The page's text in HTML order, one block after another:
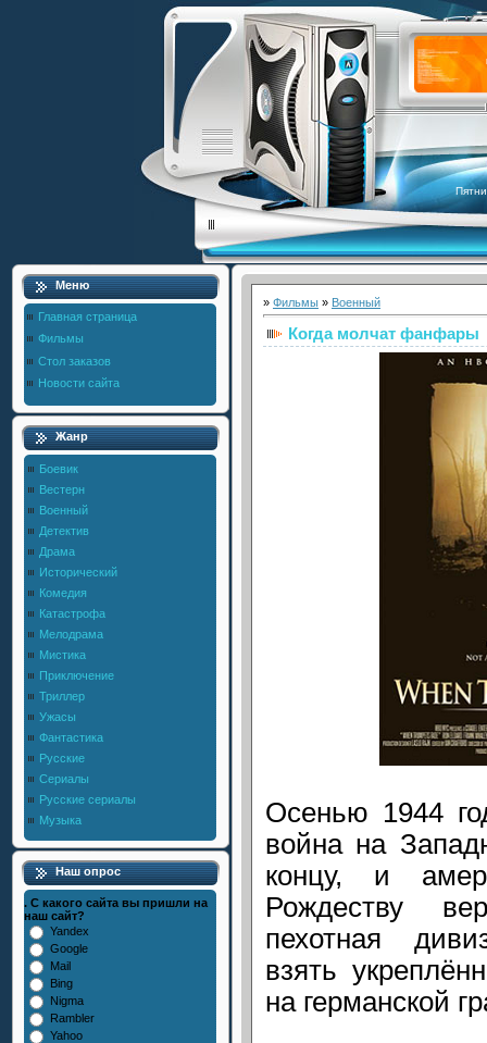
Меню
Главная страница
Фильмы
Стол заказов
Новости сайта
Жанр
Боевик
Вестерн
Военный
Детектив
Драма
Исторический
Комедия
Катастрофа
Мелодрама
Мистика
Приключение
Триллер
Ужасы
Фантастика
Русские
Сериалы
Русские сериалы
Музыка
Наш опрос
. С какого сайта вы пришли на
наш сайт?
Yandex
Google
Mail
Bing
Nigma
Rambler
Yahoo
» Фильмы » Военный
Когда молчат фанфары
Осенью 1944
война на
концу, и
Рождеству
пехотная
взять
на германской